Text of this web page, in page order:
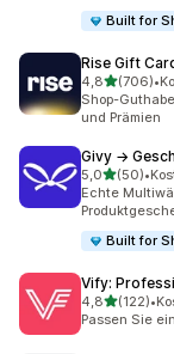
Built for
Rise Gift
4,8von 5
(706)
706 •
Shop-
und Prämien
Givy →
5,0von 5
(50)
50 •
Echte
Built for
Vify:
4,8von 5
(122)
122 •
Passen Sie